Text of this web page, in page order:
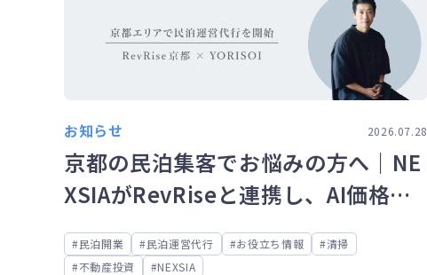
お知らせ 2026.07.28
京都の民泊集客でお悩みの方へ｜NE
XSIAがRevRiseと連携し、AI価格最
適化から運営・清掃までワンストッ
プ対応を開始
民泊開業 民泊運営代行 お役立ち情報
清掃
不動産投資
NEXSIA